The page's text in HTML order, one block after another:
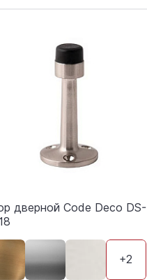
дверной Code Deco DS-
+2